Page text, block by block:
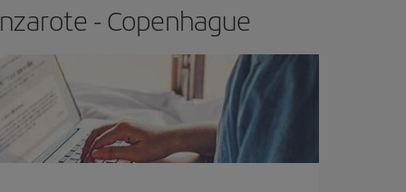
- Copenhague